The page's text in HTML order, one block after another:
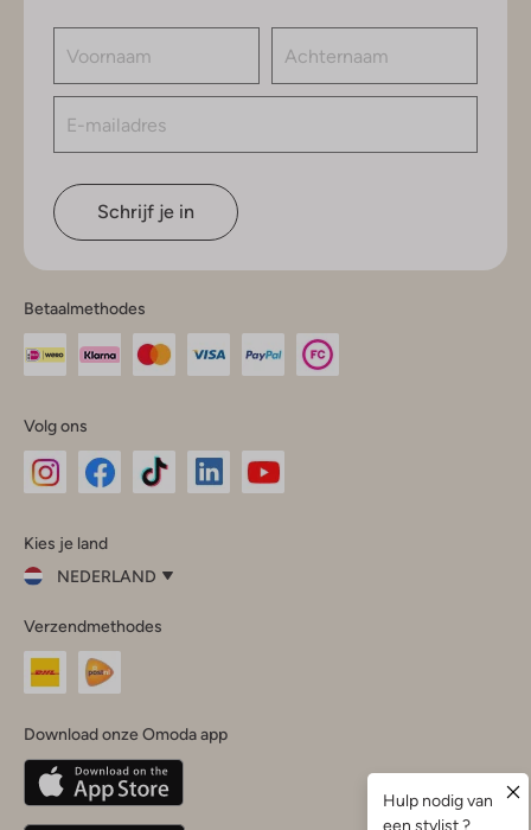
Schrijf je in
Betaalmethodes
Volg ons
InstagramFacebook
Kies je land
NEDERLAND
je
land
Nederland
Belgique(Français)
Deutschland
Verzendmethodes
Download onze Omoda app